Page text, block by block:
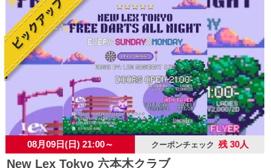
08月09日(日) 21:00～ クーポンチェック 残 30人
New Lex Tokyo 六本木クラブ